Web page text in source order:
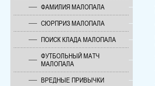
ФАМИЛИЯ МАЛОПАЛА
СЮРПРИЗ МАЛОПАЛА
ПОИСК КЛАДА МАЛОПАЛА
ФУТБОЛЬНЫЙ МАТЧ
МАЛОПАЛА
ВРЕДНЫЕ ПРИВЫЧКИ